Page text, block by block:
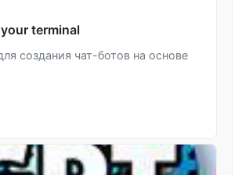
terminal
создания чат-ботов на основе